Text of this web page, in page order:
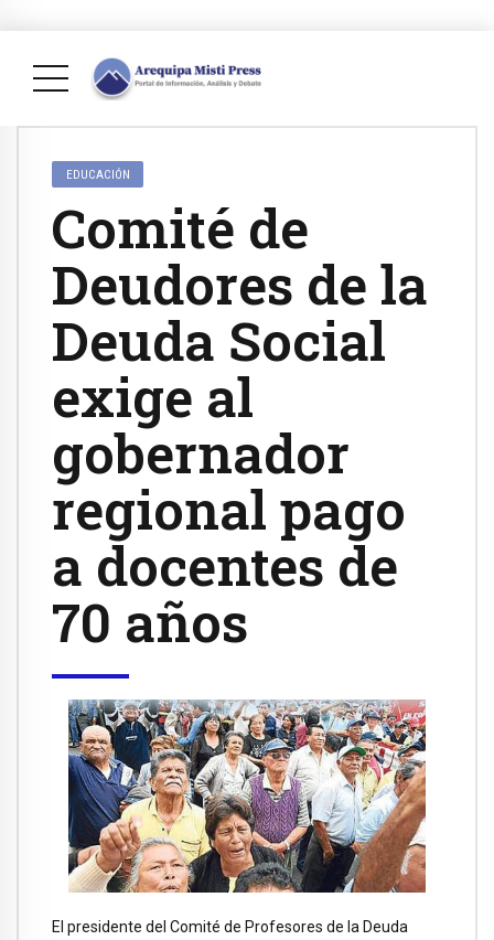
EDUCACIÓN
Comité de
Deudores de la
Deuda Social
exige al
gobernador
regional pago
a docentes de
70 años
El presidente del Comité de Profesores de la Deuda